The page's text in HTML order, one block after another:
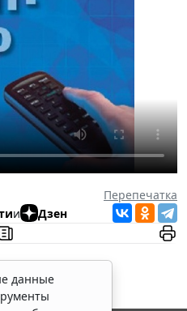
Перепечатка
и Дзен
данные